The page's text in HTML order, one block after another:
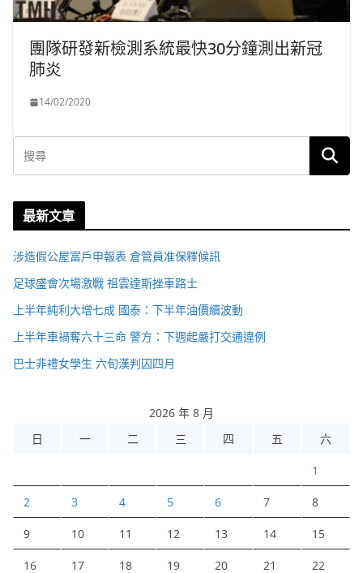
團隊研發新檢測系統最快30分鐘測出新冠
肺炎
14/02/2020
最新文章
涉造假公屋富戶申報表 倉管員准保釋候訊
足球盛會次場激戰 祖雲達斯挫車路士
上半年純利大增七成 國泰：下半年油價續波動
上半年車禍奪六十三命 警方：下週起嚴打交通違例
巴士非禮女學生 六旬漢判囚四月
2026 年 8 月
日
一 二 三 四 五 六
1
2 3 4 5 6 7 8
9 10 11 12 13 14 15
16 17 18 19 20 21 22